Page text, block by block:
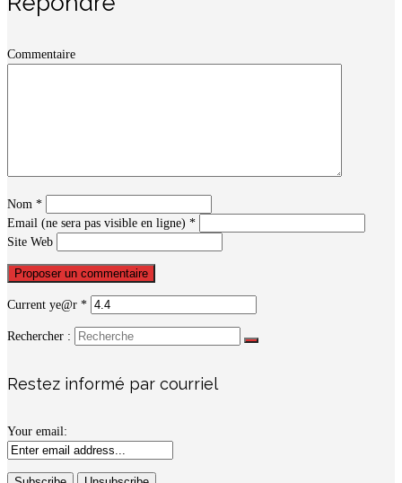
Commentaire
Nom *
Email (ne sera pas visible en ligne) *
Site Web
Current ye@r *
Rechercher :
Restez informé par courriel
Your email: